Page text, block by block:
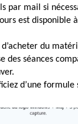
par mail si
est disponible
d’acheter du
des séances
d’une formule